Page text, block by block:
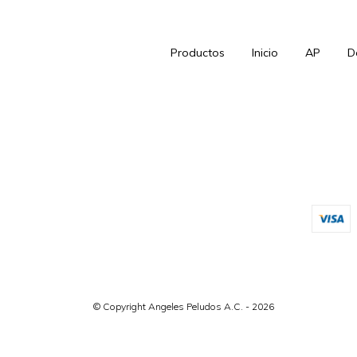
Productos Inicio AP
© Copyright Angeles Peludos A.C. - 2026